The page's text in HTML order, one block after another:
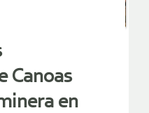
Canoas
en